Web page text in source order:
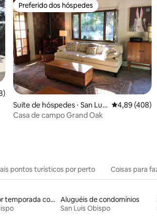
avaliação média de 5, 498 avaliações
Preferido dos hóspedes
Preferido dos hóspedes
Suíte de hóspedes ⋅ San Luis
Obispo
4,89 de uma
4,89 (408)
Casa de campo Grand Oak
pontos turísticos por perto Coisas para
Aluguéis por temporada com acesso ao lago
Aluguéis de condomínios
San Luis Obispo